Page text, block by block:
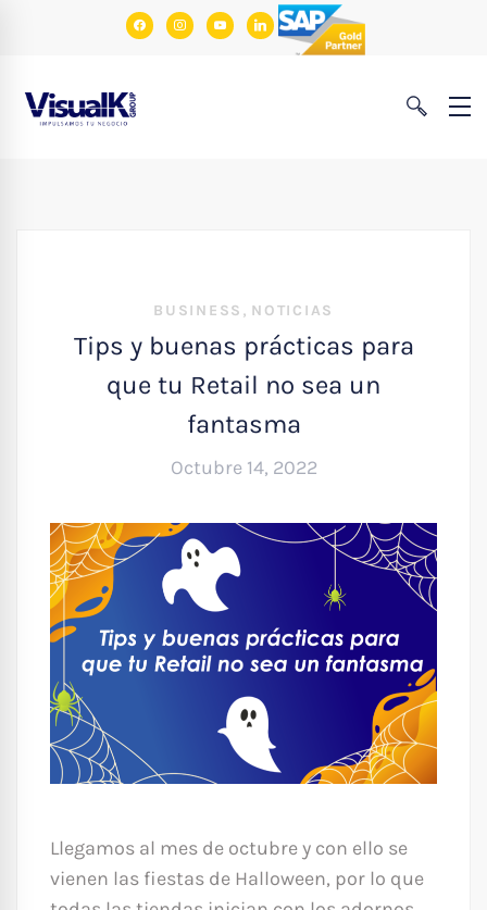
facebookinstagram
youtubelinkedin
BUSINESS , NOTICIAS
Tips y buenas prácticas para
que tu Retail no sea un
fantasma
Octubre 14, 2022
Llegamos al mes de octubre y con ello se
vienen las fiestas de Halloween, por lo que